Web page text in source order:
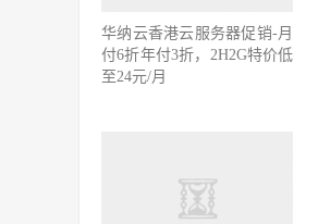
华纳云香港云服务器促销-月
付6折年付3折，2H2G特价低
至24元/月